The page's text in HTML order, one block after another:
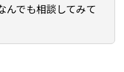
んでも相談してみて